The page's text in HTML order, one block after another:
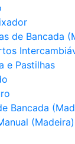
de Bancada
e Pastilhas
Bancada
(Madeira)